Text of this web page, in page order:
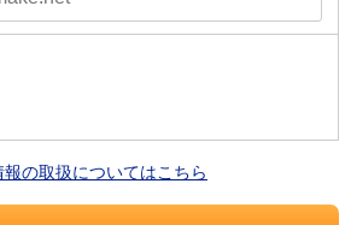
報の取扱についてはこちら